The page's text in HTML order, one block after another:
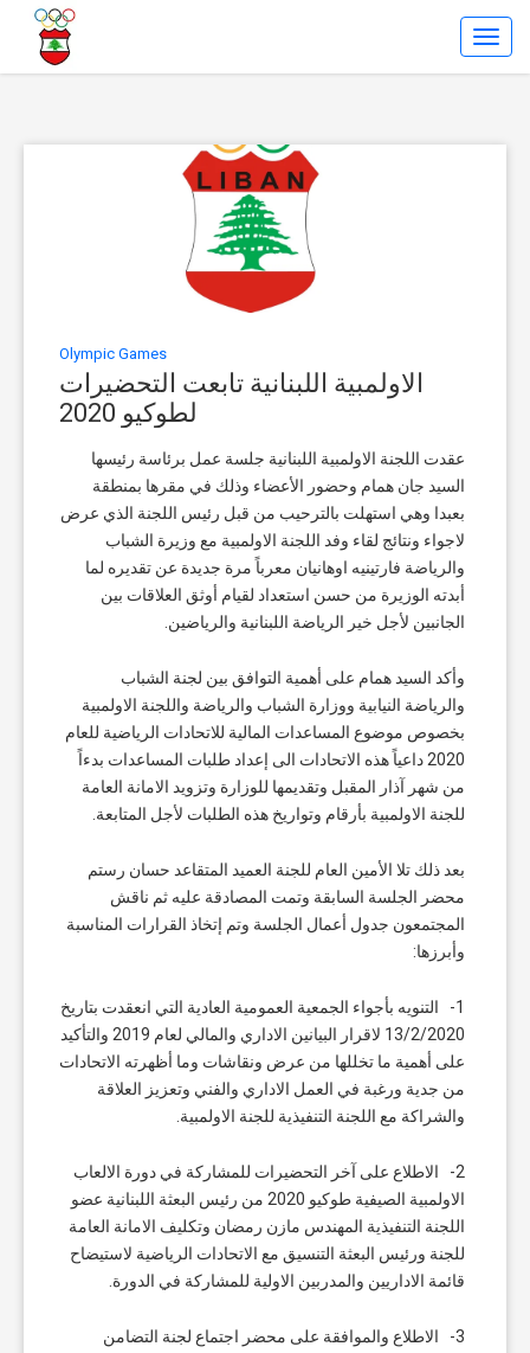
Olympic Games
الاولمبية اللبنانية تابعت التحضيرات
لطوكيو 2020
عقدت اللجنة الاولمبية اللبنانية جلسة عمل برئاسة رئيسها
السيد جان همام وحضور الأعضاء وذلك في مقرها بمنطقة
بعبدا وهي استهلت بالترحيب من قبل رئيس اللجنة الذي عرض
لاجواء ونتائج لقاء وفد اللجنة الاولمبية مع وزيرة الشباب
والرياضة فارتينيه اوهانيان معرباً مرة جديدة عن تقديره لما
أبدته الوزيرة من حسن استعداد لقيام أوثق العلاقات بين
الجانبين لأجل خير الرياضة اللبنانية والرياضين.
وأكد السيد همام على أهمية التوافق بين لجنة الشباب
والرياضة النيابية ووزارة الشباب والرياضة واللجنة الاولمبية
بخصوص موضوع المساعدات المالية للاتحادات الرياضية للعام
2020 داعياً هذه الاتحادات الى إعداد طلبات المساعدات بدءاً
من شهر آذار المقبل وتقديمها للوزارة وتزويد الامانة العامة
للجنة الاولمبية بأرقام وتواريخ هذه الطلبات لأجل المتابعة.
بعد ذلك تلا الأمين العام للجنة العميد المتقاعد حسان رستم
محضر الجلسة السابقة وتمت المصادقة عليه ثم ناقش
المجتمعون جدول أعمال الجلسة وتم إتخاذ القرارات المناسبة
وأبرزها:
1- التنويه بأجواء الجمعية العمومية العادية التي انعقدت بتاريخ
13/2/2020 لاقرار البيانين الاداري والمالي لعام 2019 والتأكيد
على أهمية ما تخللها من عرض ونقاشات وما أظهرته الاتحادات
من جدية ورغبة في العمل الاداري والفني وتعزيز العلاقة
والشراكة مع اللجنة التنفيذية للجنة الاولمبية.
2- الاطلاع على آخر التحضيرات للمشاركة في دورة الالعاب
الاولمبية الصيفية طوكيو 2020 من رئيس البعثة اللبنانية عضو
اللجنة التنفيذية المهندس مازن رمضان وتكليف الامانة العامة
للجنة ورئيس البعثة التنسيق مع الاتحادات الرياضية لاستيضاح
قائمة الاداريين والمدربين الاولية للمشاركة في الدورة.
3- الاطلاع والموافقة على محضر اجتماع لجنة التضامن